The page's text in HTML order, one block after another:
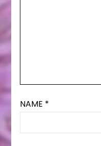
NAME *